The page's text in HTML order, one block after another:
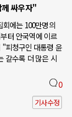
싸우자"
회에는 100만명의
터 안국역에 이르
피청구인 대통령 윤
갈수록 더 많은 시
0
기사수정